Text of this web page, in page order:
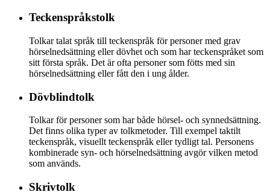
Teckenspråkstolk
Tolkar talat språk till teckenspråk för personer med grav
hörselnedsättning eller dövhet och som har teckenspråket som
sitt första språk. Det är ofta personer som fötts med sin
hörselnedsättning eller fått den i ung ålder.
Dövblindtolk
Tolkar för personer som har både hörsel- och synnedsättning.
Det finns olika typer av tolkmetoder. Till exempel taktilt
teckenspråk, visuellt teckenspråk eller tydligt tal. Personens
kombinerade syn- och hörselnedsättning avgör vilken metod
som används.
Skrivtolk